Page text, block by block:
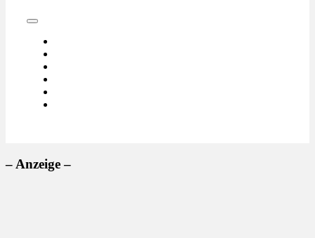
– Anzeige –